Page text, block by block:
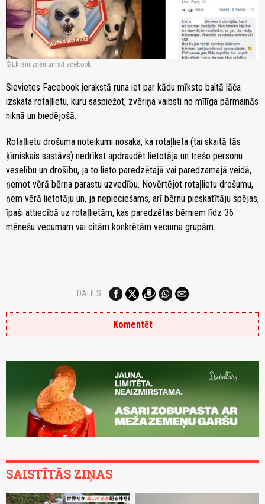
Ekrānuzņēmums/Facebook
Sievietes Facebook ierakstā runa iet par kādu mīksto baltā lāča
izskata rotaļlietu, kuru saspiežot, zvēriņa vaibsti no mīlīga pārmainās
niknā un biedējošā.
Rotaļlietu drošuma noteikumi nosaka, ka rotaļlieta (tai skaitā tās
ķīmiskais sastāvs) nedrīkst apdraudēt lietotāja un trešo personu
veselību un drošību, ja to lieto paredzētajā vai paredzamajā veidā,
ņemot vērā bērna parastu uzvedību. Novērtējot rotaļlietu drošumu,
ņem vērā lietotāju un, ja nepieciešams, arī bērnu pieskatītāju spējas,
īpaši attiecībā uz rotaļlietām, kas paredzētas bērniem līdz 36
mēnešu vecumam vai citām konkrētām vecuma grupām.
DALIES:
Komentēt
SAISTĪTĀS ZIŅAS